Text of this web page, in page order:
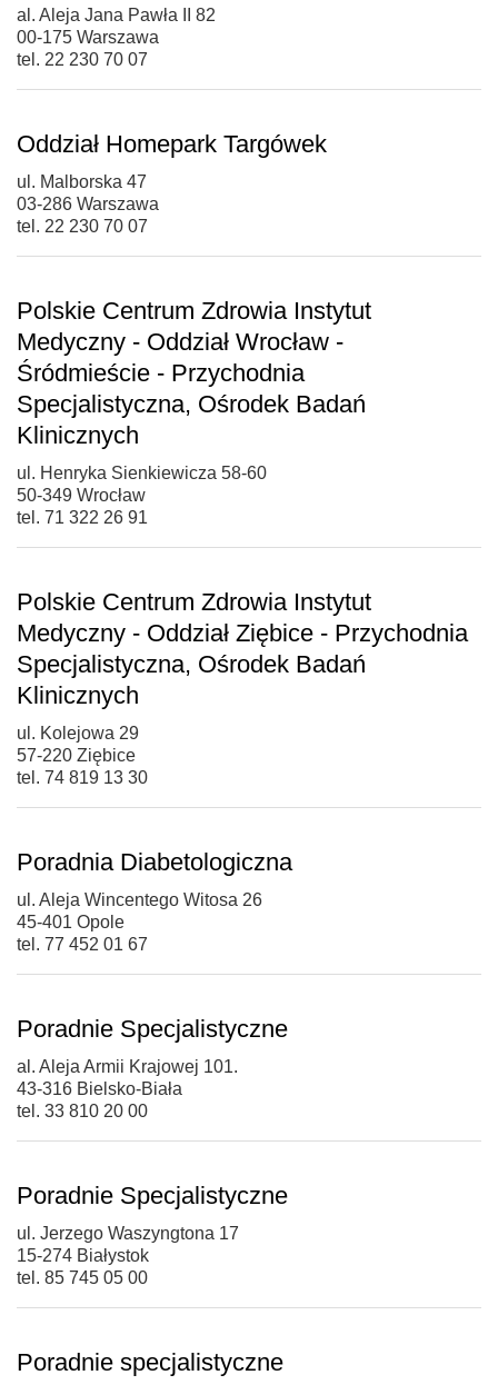
al. Aleja Jana Pawła II 82
00-175 Warszawa
tel. 22 230 70 07
Oddział Homepark Targówek
ul. Malborska 47
03-286 Warszawa
tel. 22 230 70 07
Polskie Centrum Zdrowia Instytut
Medyczny - Oddział Wrocław -
Śródmieście - Przychodnia
Specjalistyczna, Ośrodek Badań
Klinicznych
ul. Henryka Sienkiewicza 58-60
50-349 Wrocław
tel. 71 322 26 91
Polskie Centrum Zdrowia Instytut
Medyczny - Oddział Ziębice - Przychodnia
Specjalistyczna, Ośrodek Badań
Klinicznych
ul. Kolejowa 29
57-220 Ziębice
tel. 74 819 13 30
Poradnia Diabetologiczna
ul. Aleja Wincentego Witosa 26
45-401 Opole
tel. 77 452 01 67
Poradnie Specjalistyczne
al. Aleja Armii Krajowej 101.
43-316 Bielsko-Biała
tel. 33 810 20 00
Poradnie Specjalistyczne
ul. Jerzego Waszyngtona 17
15-274 Białystok
tel. 85 745 05 00
Poradnie specjalistyczne